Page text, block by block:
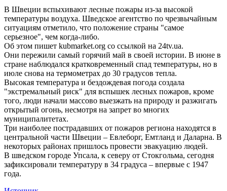
В Швеции вспыхивают лесные пожары из-за высокой
температуры воздуха. Шведское агентство по чрезвычайным
ситуациям отметило, что положение страны "самое
серьезное", чем когда-либо.
Об этом пишет kubmarket.org со ссылкой на 24tv.ua.
Они пережили самый горячий май в своей истории. В июне в
стране наблюдался кратковременный спад температуры, но в
июле снова на термометрах до 30 градусов тепла.
Высокая температура и бездождевая погода создала
"экстремальный риск" для вспышек лесных пожаров, кроме
того, люди начали массово выезжать на природу и разжигать
открытый огонь, несмотря на запрет во многих
муниципалитетах.
Три наиболее пострадавших от пожаров региона находятся в
центральной части Швеции – Евлеборг, Емтланд и Даларна. В
некоторых районах пришлось провести эвакуацию людей.
В шведском городе Упсала, к северу от Стокгольма, сегодня
зафиксировали температуру в 34 градуса – впервые с 1947
года.